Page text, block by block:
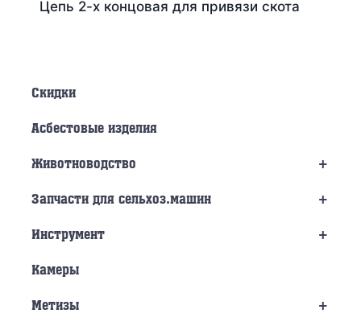
Цепь 2-х концовая для привязи скота
Скидки
Асбестовые изделия
+
Животноводство
+
Запчасти для сельхоз.машин
+
Инструмент
Камеры
+
Метизы